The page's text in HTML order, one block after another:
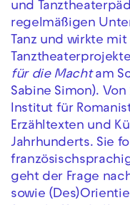
und
regelmäßigen
Tanz und wirkte
für die Machtam
Sabine Simon). Von
Institut für
Erzähltexten und
Jahrhunderts. Sie
geht der Frage
sowie